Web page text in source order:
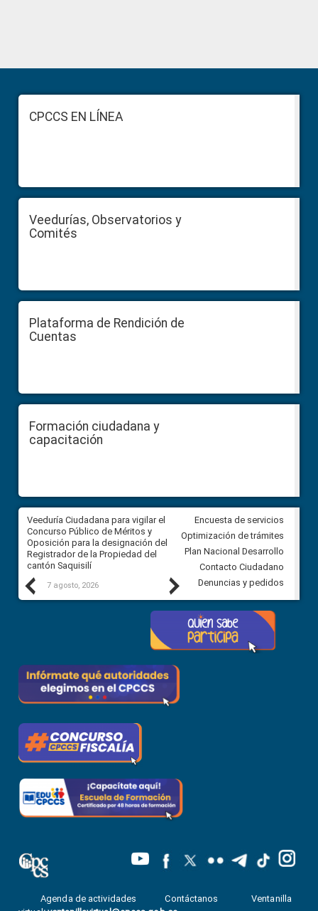
Sidebar
FooterCPCCS EN LÍNEA
Veedurías, Observatorios y
Comités
Plataforma de Rendición de
Cuentas
Formación ciudadana y
capacitación
Previous
Veeduría Ciudadana para vigilar el
Concurso Público de Méritos y
Oposición para la designación del
Registrador de la Propiedad del
cantón Saquisilí
7 agosto, 2026
Veeduría Ciudadana para
construcción del asfaltado de
Ballenita del cantón Santa
7 agosto, 2026
Next
Encuesta de servicios
Optimización de trámites
Plan Nacional Desarrollo
Contacto Ciudadano
Denuncias y pedidos
Agenda de actividades Contáctanos
Ventanilla